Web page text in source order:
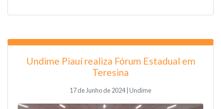
Undime Piauí realiza Fórum Estadual em
Teresina
17 de Junho de 2024 | Undime